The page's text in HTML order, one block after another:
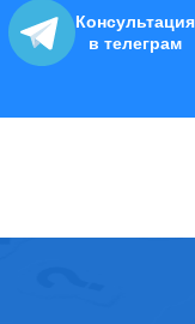
Консультация
в телеграм